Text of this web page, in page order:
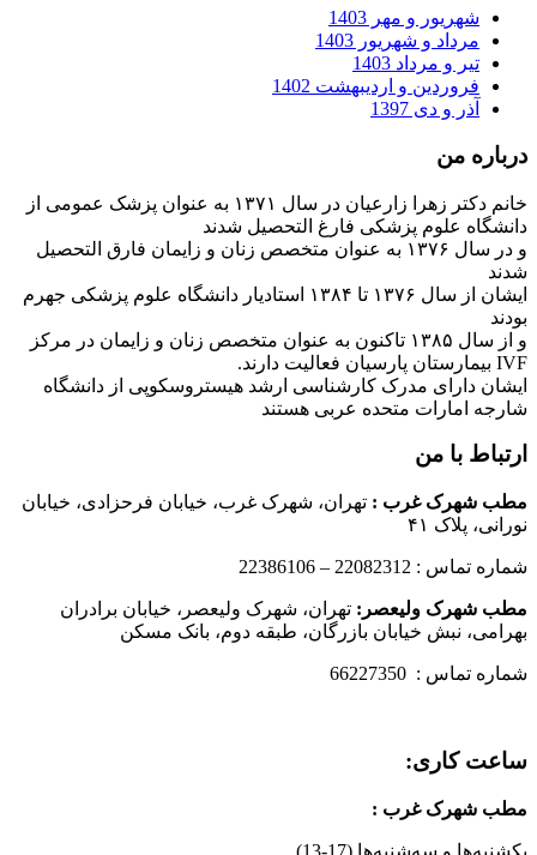
شهریور و مهر 1403
مرداد و شهریور 1403
تیر و مرداد 1403
فروردین و اردیبهشت 1402
آذر و دی 1397
درباره من
خانم دکتر زهرا زارعیان در سال ۱۳۷۱ به عنوان پزشک عمومی از
دانشگاه علوم پزشکی فارغ التحصیل شدند
و در سال ۱۳۷۶ به عنوان متخصص زنان و زایمان فارق التحصیل
شدند
ایشان از سال ۱۳۷۶ تا ۱۳۸۴ استادیار دانشگاه علوم پزشکی جهرم
بودند
و از سال ۱۳۸۵ تاکنون به عنوان متخصص زنان و زایمان در مرکز
IVF بیمارستان پارسیان فعالیت دارند.
ایشان دارای مدرک کارشناسی ارشد هیستروسکوپی از دانشگاه
شارجه امارات متحده عربی هستند
ارتباط با من
مطب شهرک غرب : تهران، شهرک غرب، خیابان فرحزادی، خیابان
نورانی، پلاک ۴۱
شماره تماس : 22082312 – 22386106
مطب شهرک ولیعصر: تهران، شهرک ولیعصر، خیابان برادران
بهرامی، نبش خیابان بازرگان، طبقه دوم، بانک مسکن
شماره تماس : 66227350
ساعت کاری:
مطب شهرک غرب :
یکشنبه‌ها و سه‌شنبه‌ها (17-13)